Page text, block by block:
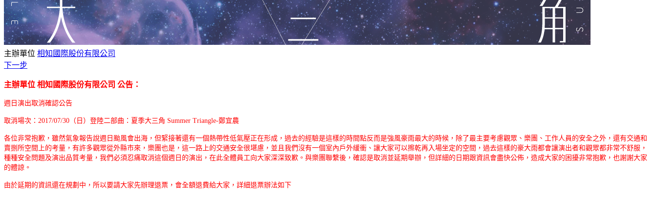
主辦單位 相知國際股份有限公司
下一步
主辦單位 相知國際股份有限公司 公告：
週日演出取消確認公告
取消場次：2017/07/30（日）登陸二部曲：夏季大三角 Summer Triangle-鄭宜農
各位非常抱歉，雖然氣象報告說週日颱風會出海，但緊接著還有一個熱帶性低氣壓正在形成，過去的經驗是這樣的時間點反而是強風豪雨最大的時候，除了最主要考慮觀眾、樂團、工作人員的安全之外，還有交通和
賣捌所空間上的考量，有許多觀眾從外縣市來，樂團也是，這一路上的交通安全很堪慮，並且我們沒有一個室內戶外緩衝、讓大家可以擦乾再入場坐定的空間，過去這樣的豪大雨都會讓演出者和觀眾都非常不舒服，
種種安全問題及演出品質考量，我們必須忍痛取消這個週日的演出，在此全體員工向大家深深致歉。與樂團聯繫後，確認是取消並延期舉辦，但詳細的日期跟資訊會盡快公佈，造成大家的困擾非常抱歉，也謝謝大家
的體諒。
由於延期的資訊還在規劃中，所以要請大家先辦理退票，會全額退費給大家，詳細退票辦法如下